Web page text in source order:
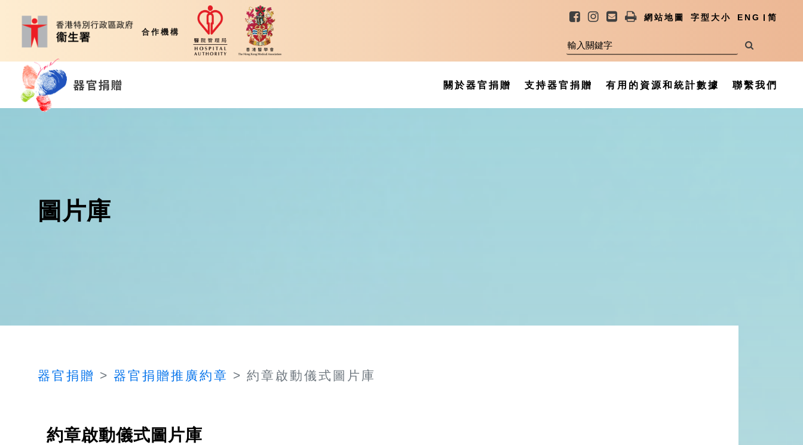
合作機構
網站地圖 字型大小 ENG 简
關於器官捐贈 支持器官捐贈 有用的資源和統計數據 聯繫我們
圖片庫
器官捐贈 器官捐贈推廣約章 約章啟動儀式圖片庫
約章啟動儀式圖片庫